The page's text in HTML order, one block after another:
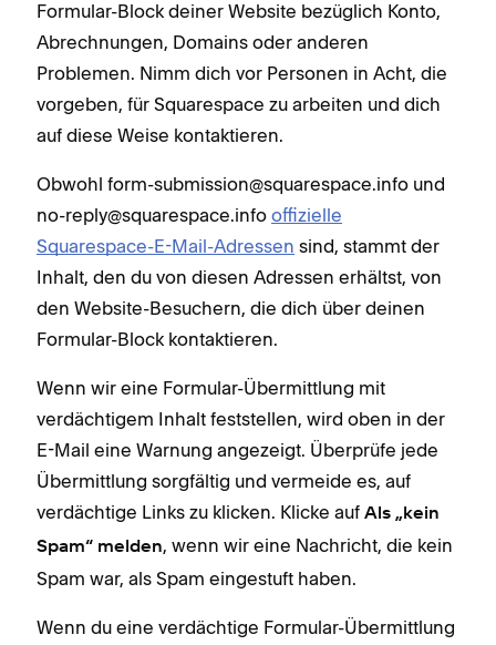
Formular-Block deiner Website bezüglich Konto,
Abrechnungen, Domains oder anderen
Problemen. Nimm dich vor Personen in Acht, die
vorgeben, für Squarespace zu arbeiten und dich
auf diese Weise kontaktieren.
Obwohl form-submission@squarespace.info und
no-reply@squarespace.info offizielle
Squarespace-E-Mail-Adressen sind, stammt der
Inhalt, den du von diesen Adressen erhältst, von
den Website-Besuchern, die dich über deinen
Formular-Block kontaktieren.
Wenn wir eine Formular-Übermittlung mit
verdächtigem Inhalt feststellen, wird oben in der
E-Mail eine Warnung angezeigt. Überprüfe jede
Übermittlung sorgfältig und vermeide es, auf
verdächtige Links zu klicken. Klicke auf Als „kein
Spam“ melden, wenn wir eine Nachricht, die kein
Spam war, als Spam eingestuft haben.
Wenn du eine verdächtige Formular-Übermittlung